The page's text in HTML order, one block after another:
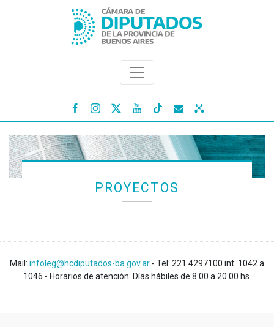
   
PROYECTOS
Mail: infoleg@hcdiputados-ba.gov.ar - Tel: 221 4297100 int: 1042 a
1046 - Horarios de atención: Días hábiles de 8:00 a 20:00 hs.